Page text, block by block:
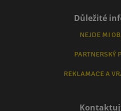
Důležité
NEJDE MI
PARTNERSKÝ
REKLAMACE A